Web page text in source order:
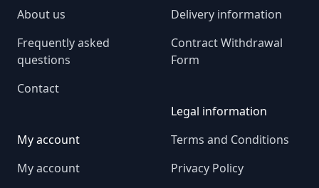
About us
Frequently asked
questions
Contact
My account
My account
Delivery information
Contract Withdrawal
Form
Legal information
Terms and Conditions
Privacy Policy